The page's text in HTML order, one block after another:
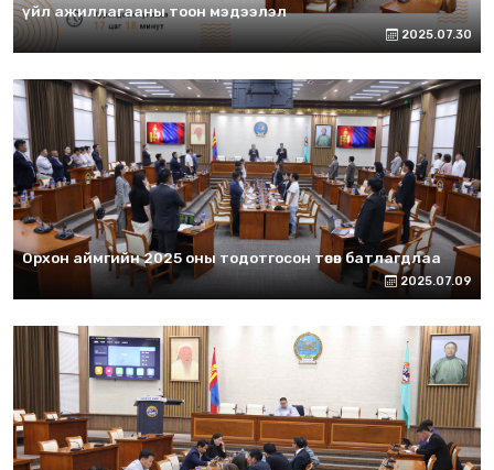
үйл ажиллагааны тоон мэдээлэл
2025.07.30
Орхон аймгийн 2025 оны тодотгосон төсөв батлагдлаа
2025.07.09